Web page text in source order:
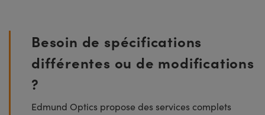
Besoin de spécifications
différentes ou de modifications
?
Edmund Optics propose des services complets